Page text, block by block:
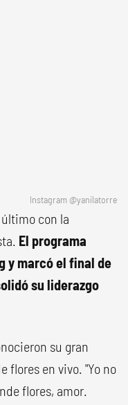
Instagram @yanilatorre
con la
El programa
y marcó el final de
su liderazgo
su gran
flores en vivo. "Yo no
flores, amor.